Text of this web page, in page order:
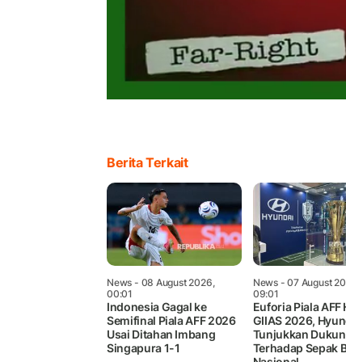
Berita Terkait
News - 08 August 2026,
00:01
Indonesia Gagal ke
Semifinal Piala AFF 2026
Usai Ditahan Imbang
Singapura 1-1
News- 07 August
09:01
Euforia Piala AFF
GIIAS 2026,
Tunjukkan
Terhadap Sepak